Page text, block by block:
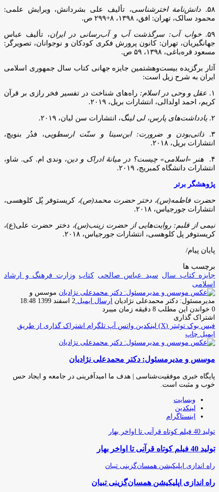
۵۸. دانش‌نامة اخترشناسی،تألیف علی بشردانش، ویرایش علمی:
محمود سالک، تهران: افق، ۱۳۹۸، ۸+۲۹۹ ص.
۵۹. خواب آب: سرگذشت آب و آب‌رسانی در ایران، تألیف عباس
جهانگیریان، تهران: کانون پرورش فکری کودکان و نوجوانان، تصویرگر:
مسعود قره‌باغی، ۱۳۹۸، ۵۹ ص.
آثار برگزیده بیست‌وهشتمین جایزه جهانی کتاب سال جمهوری اسلامی
ایران به شرح زیل است:
۱. عقل و وحی در اسلام: راه‌های شناخت در تفسیر فخر رازی بر قرآن
کریم، احمد اولدالی، انتشارات بریل، ۲۰۱۹.
۲. یادداشت‌های پارس، لی لینگ، انتشارات سن لیان، ۲۰۱۹.
۳. ذاتی‌بودن و ضرورت: ابن‌سینا و سنّت ارسطویی، فدُر بنویچ،
انتشارات بریل، ۲۰۱۸.
۴. هنر «اسلامی» چیست؟ در میانۀ ادراک و دین، وندی ام. کی. شاو،
انتشارات دانشگاه کمبریج، ۲۰۱۹.
پژوهشگر برتر
حضرت فاطمه(س)، دختر حضرت محمد(ص)، کریستوفر پُل کلوهسی،
انتشارات جورجیاس، ۲۰۱۸.
نیمی از قلبم: روایت‌هایی از حضرت زینب(س)، دختر حضرت علی(ع)،
کریستوفر پل کلوهسی، انتشارات جورجیاس، ۲۰۱۸.
پایان پیام/
برچسب ها
جایزه کتاب سال سید عباس صالحی کتاب وزارت فرهنگ و ارشاد
اسلامی
موسس و
مدیرمسئول: دکتر محمدعلی نژادیان ارسال ایمیل 2 اسفند 1399 18:48
0 خواندن این مطلب 8 دقیقه زمان میبرد
اشتراک گذاری
فیس بوک توئیتر (X) لینکدین واتس آپ تلگرام اشتراک گذاری از طریق
ایمیل چاپ
موسس و مدیرمسئول: دکتر محمدعلی نژادیان
پایگاه خبری موفقیت‌شناسی | هدف ما امیدآفرینی در جامعه و ایجاد حس
خوب و مثبت است.
وبسایت
لینکدین
اینستاگرام
تولید 40 فیلم کوتاه قرآنی تا اواخر بهار
تولید 40 فیلم کوتاه قرآنی تا اواخر بهار
راه اندازی اپلیکیشن همسان‌گزینی تبیان
راه اندازی اپلیکیشن همسان‌گزینی تبیان